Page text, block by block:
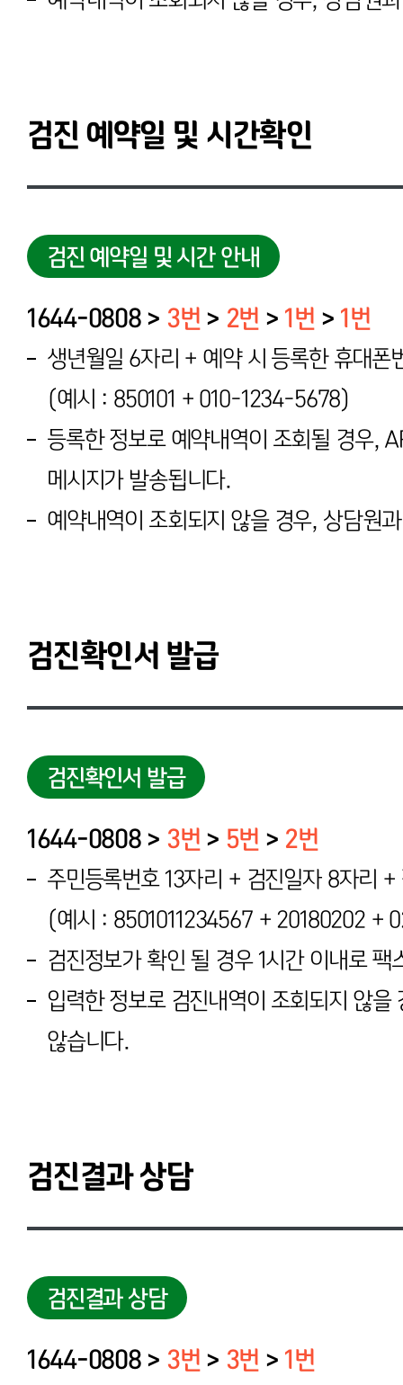
검진 예약일 및 시간확인
검진 예약일 및 시간 안내
1644-0808 > 3번 > 2번 > 1번 > 1번
생년월일 6자리 + 예약 시 등록한 휴대폰
(예시 : 850101 + 010-1234-5678)
등록한 정보로 예약내역이 조회될 경우,
메시지가 발송됩니다.
예약내역이 조회되지 않을 경우, 상담원
검진확인서 발급
검진확인서 발급
1644-0808 > 3번 > 5번 > 2번
주민등록번호 13자리 + 검진일자 8자리
(예시 : 8501011234567 + 20180202 +
검진정보가 확인 될 경우 1시간 이내로 팩
입력한 정보로 검진내역이 조회되지 않을
않습니다.
검진결과 상담
검진결과 상담
1644-0808 > 3번 > 3번 > 1번